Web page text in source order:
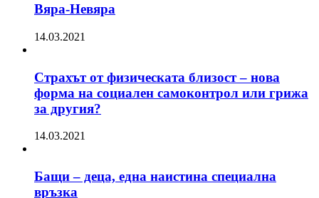
Вяра-Невяра
14.03.2021
Страхът от физическата близост – нова
форма на социален самоконтрол или грижа
за другия?
14.03.2021
Бащи – деца, една наистина специална
връзка